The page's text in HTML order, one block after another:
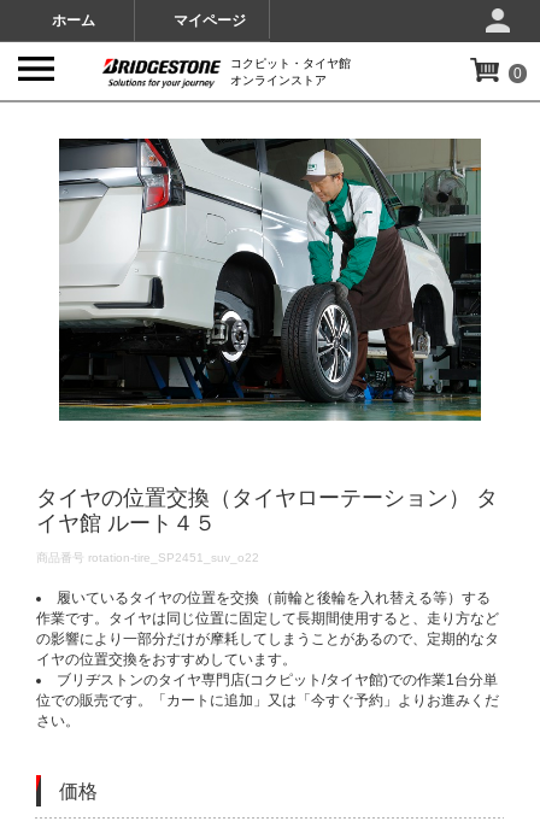
ホーム マイページ
コクピット・タイヤ館
オンラインストア
0
タイヤの位置交換（タイヤローテーション） タ
イヤ館 ルート４５
DETAILS
商品番号 rotation-tire_SP2451_suv_o22
履いているタイヤの位置を交換（前輪と後輪を入れ替える等）する
作業です。タイヤは同じ位置に固定して長期間使用すると、走り方など
の影響により一部分だけが摩耗してしまうことがあるので、定期的なタ
イヤの位置交換をおすすめしています。
ブリヂストンのタイヤ専門店(コクピット/タイヤ館)での作業1台分単
位での販売です。「カートに追加」又は「今すぐ予約」よりお進みくだ
さい。
価格